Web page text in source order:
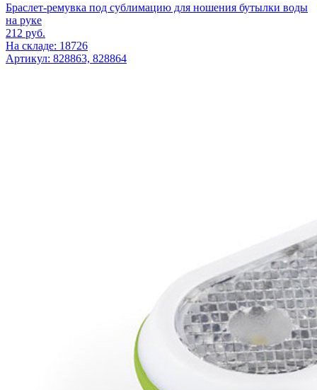
Браслет-ремувка под сублимацию для ношения бутылки воды
на руке
212 руб.
На складе: 18726
Артикул: 828863, 828864